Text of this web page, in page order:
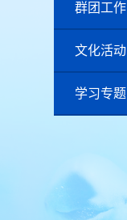
群团工作
文化活动
学习专题